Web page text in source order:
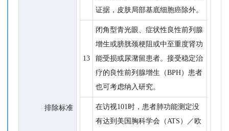
排除标准
证据，皮肤局部基底细胞癌除外。
13
闭角型青光眼、症状性良性前列腺
增生或膀胱颈梗阻或中至重度肾功
能受损或尿潴留患者。接受稳定治
疗的良性前列腺增生（BPH）患者
也可考虑纳入研究。
在访视101时，患者肺功能测定没
有达到美国胸科学会（ATS）／欧